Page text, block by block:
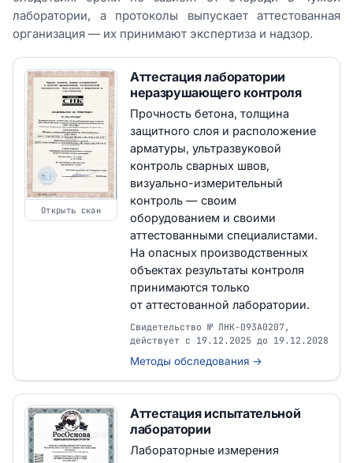
лаборатории, а протоколы выпускает аттестованная
организация — их принимают экспертиза и надзор.
Открыть скан
Аттестация лаборатории
неразрушающего контроля
Прочность бетона, толщина
защитного слоя и расположение
арматуры, ультразвуковой
контроль сварных швов,
визуально-измерительный
контроль — своим
оборудованием и своими
аттестованными специалистами.
На опасных производственных
объектах результаты контроля
принимаются только
от аттестованной лаборатории.
Свидетельство № ЛНК-093А0207,
действует с 19.12.2025 до 19.12.2028
Методы обследования →
Аттестация испытательной
лаборатории
Лабораторные измерения